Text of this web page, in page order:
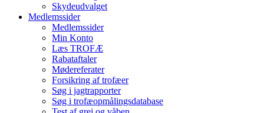
Skydeudvalget
Medlemssider
Medlemssider
Min Konto
Læs TROFÆ
Rabataftaler
Mødereferater
Forsikring af trofæer
Søg i jagtrapporter
Søg i trofæopmålingsdatabase